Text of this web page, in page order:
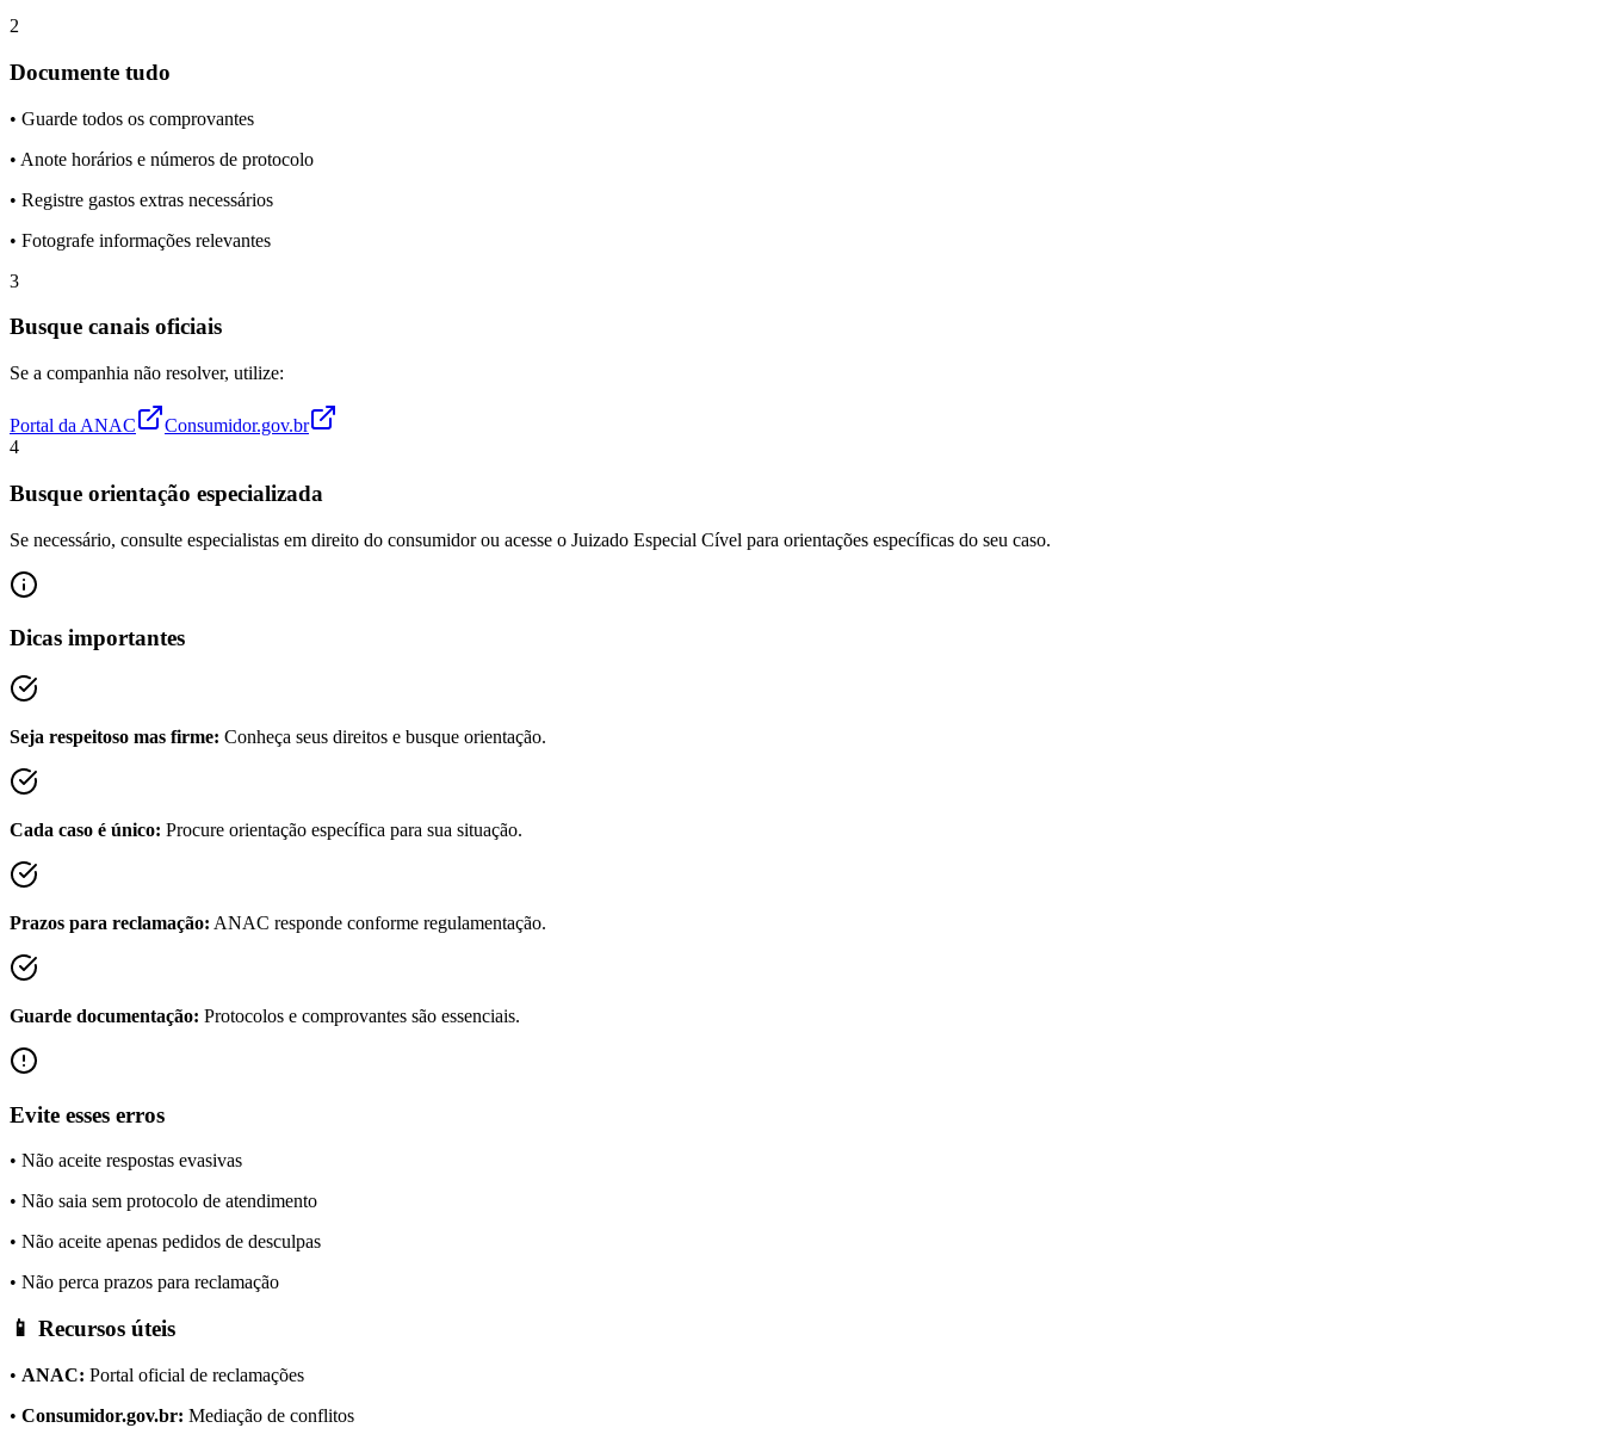
2
Documente tudo
• Guarde todos os comprovantes
• Anote horários e números de protocolo
• Registre gastos extras necessários
• Fotografe informações relevantes
3
Busque canais oficiais
Se a companhia não resolver, utilize:
Portal da ANAC
Consumidor.gov.br
4
Busque orientação especializada
Se necessário, consulte especialistas em direito do consumidor ou acesse o Juizado Especial Cível para orientações específicas do seu caso.
Dicas importantes
Seja respeitoso mas firme: Conheça seus direitos e busque orientação.
Cada caso é único: Procure orientação específica para sua situação.
Prazos para reclamação: ANAC responde conforme regulamentação.
Guarde documentação: Protocolos e comprovantes são essenciais.
Evite esses erros
• Não aceite respostas evasivas
• Não saia sem protocolo de atendimento
• Não aceite apenas pedidos de desculpas
• Não perca prazos para reclamação
📱 Recursos úteis
• ANAC: Portal oficial de reclamações
• Consumidor.gov.br: Mediação de conflitos